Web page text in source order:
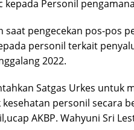
kepada Personil
pengecekan pos-pos
personil terkait
2022.
Satgas Urkes untuk
kesehatan personil secara
AKBP. Wahyuni Sri